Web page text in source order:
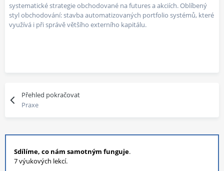
systematické strategie obchodované na futures a akciích. Oblíbený
styl obchodování: stavba automatizovaných portfolio systémů, které
využívá i při správě většího externího kapitálu.
Přehled pokračovat
Praxe
Sdílíme, co nám samotným funguje.
7 výukových lekcí.